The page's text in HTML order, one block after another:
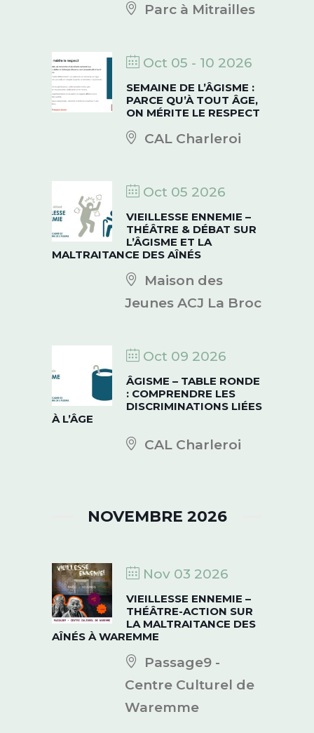
Parc à Mitrailles
Oct 05 - 10 2026
SEMAINE DE L’ÂGISME :
PARCE QU’À TOUT ÂGE,
ON MÉRITE LE RESPECT
CAL Charleroi
Oct 05 2026
VIEILLESSE ENNEMIE –
THÉÂTRE & DÉBAT SUR
L’ÂGISME ET LA
MALTRAITANCE DES AÎNÉS
Maison des
Jeunes ACJ La Broc
Oct 09 2026
ÂGISME – TABLE RONDE
: COMPRENDRE LES
DISCRIMINATIONS LIÉES
À L’ÂGE
CAL Charleroi
NOVEMBRE 2026
Nov 03 2026
VIEILLESSE ENNEMIE –
THÉÂTRE-ACTION SUR
LA MALTRAITANCE DES
AÎNÉS À WAREMME
Passage9 -
Centre Culturel de
Waremme